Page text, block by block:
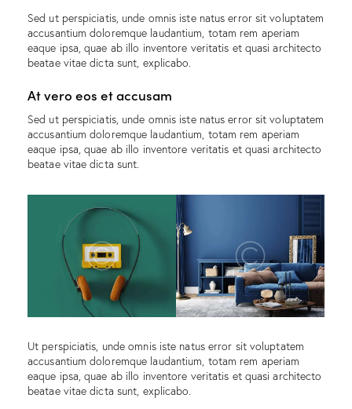
Sed ut perspiciatis, unde omnis iste natus error sit voluptatem
accusantium doloremque laudantium, totam rem aperiam
eaque ipsa, quae ab illo inventore veritatis et quasi architecto
beatae vitae dicta sunt, explicabo.
At vero eos et accusam
Sed ut perspiciatis, unde omnis iste natus error sit voluptatem
accusantium doloremque laudantium, totam rem aperiam
eaque ipsa, quae ab illo inventore veritatis et quasi architecto
beatae vitae dicta sunt.
Ut perspiciatis, unde omnis iste natus error sit voluptatem
accusantium doloremque laudantium, totam rem aperiam
eaque ipsa, quae ab illo inventore veritatis et quasi architecto
beatae vitae dicta sunt, explicabo.